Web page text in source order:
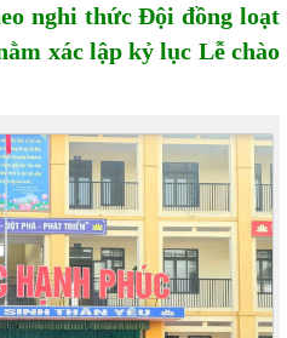
nghi thức Đội đồng loạt
xác lập kỷ lục Lễ chào